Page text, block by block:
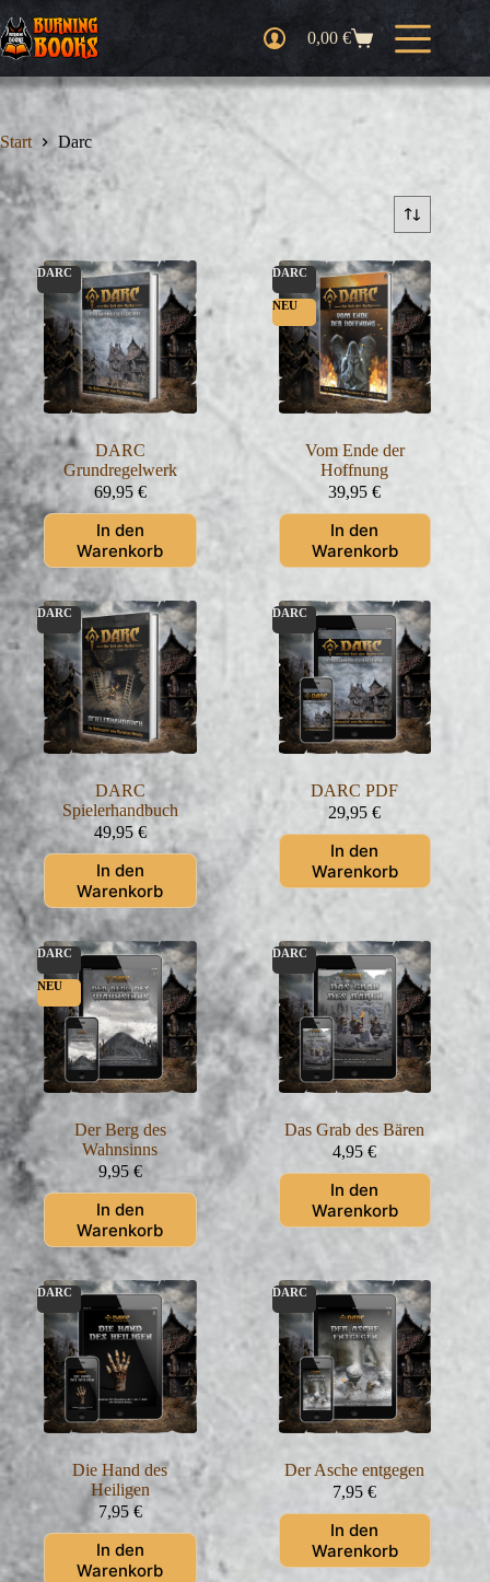
Inhalt
springen
Warenkorb
0,00€
Start Darc
DARC
DARC
Grundregelwerk
69,95 €
In den
Warenkorb
DARC
NEU
Vom Ende der
Hoffnung
39,95€
In den
Warenkorb
DARC
DARC
Spielerhandbuch
49,95 €
In den
Warenkorb
DARC
DARC PDF
29,95€
In den
Warenkorb
DARC
NEU
Der Berg des
Wahnsinns
9,95 €
In den
Warenkorb
DARC
Das Grab des Bären
4,95€
In den
Warenkorb
DARC
Die Hand des
Heiligen
7,95€
In den
Warenkorb
DARC
Der Asche entgegen
7,95€
In den
Warenkorb